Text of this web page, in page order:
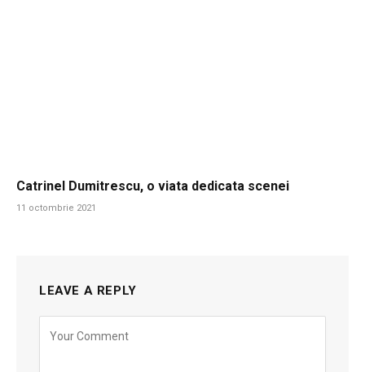
Catrinel Dumitrescu, o viata dedicata scenei
11 octombrie 2021
LEAVE A REPLY